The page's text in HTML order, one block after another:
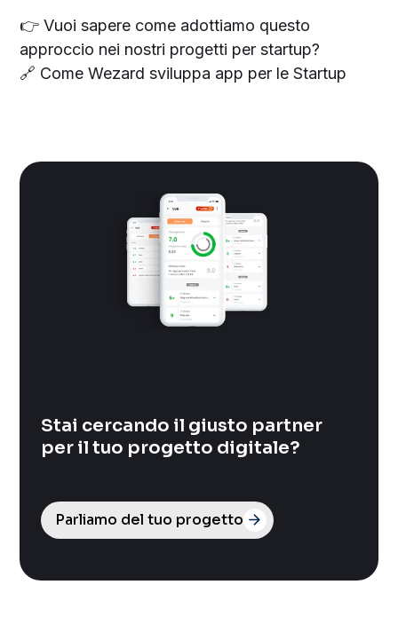
👉 Vuoi sapere come adottiamo questo
approccio nei nostri progetti per startup?
🔗 Come Wezard sviluppa app per le Startup
Stai cercando il giusto partner
per il tuo progetto digitale?
Parliamo del tuo progetto